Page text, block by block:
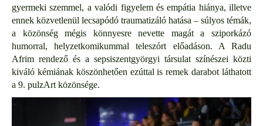
gyermeki szemmel, a valódi figyelem és empátia hiánya, illetve
ennek közvetlenül lecsapódó traumatizáló hatása – súlyos témák,
a közönség mégis könnyesre nevette magát a sziporkázó
humorral, helyzetkomikummal teleszórt előadáson. A Radu
Afrim rendező és a sepsiszentgyörgyi társulat színészei közti
kiváló kémiának köszönhetően ezúttal is remek darabot láthatott
a 9. pulzArt közönsége.